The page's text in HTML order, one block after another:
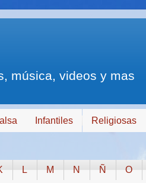
música, videos y mas
Infantiles Religiosas
L M N Ñ O